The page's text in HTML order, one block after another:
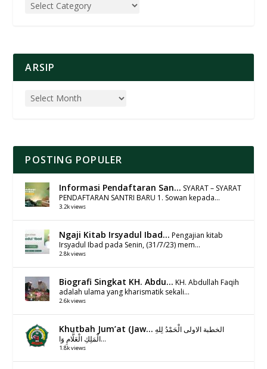
ARSIP
POSTING POPULER
Informasi Pendaftaran San... SYARAT – SYARAT
PENDAFTARAN SANTRI BARU 1. Sowan kepada...
3.2k views
Ngaji Kitab Irsyadul Ibad... Pengajian kitab
Irsyadul Ibad pada Senin, (31/7/23) mem...
2.8k views
Biografi Singkat KH. Abdu... KH. Abdullah Faqih
adalah ulama yang kharismatik sekali...
2.6k views
Khutbah Jum’at (Jaw... الخطبة الاولى الْحَمْدُ لِلهِ
الْمَلِكِ الْعَلَّامِ وَا...
1.8k views